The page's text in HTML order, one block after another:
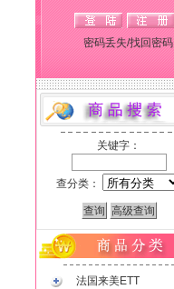
密码丢失/找回密码
关键字：
查分类：
法国来美ETT